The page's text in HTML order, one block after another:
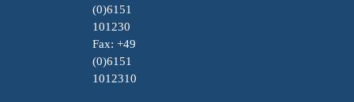
(0)6151
101230
Fax: +49
(0)6151
1012310